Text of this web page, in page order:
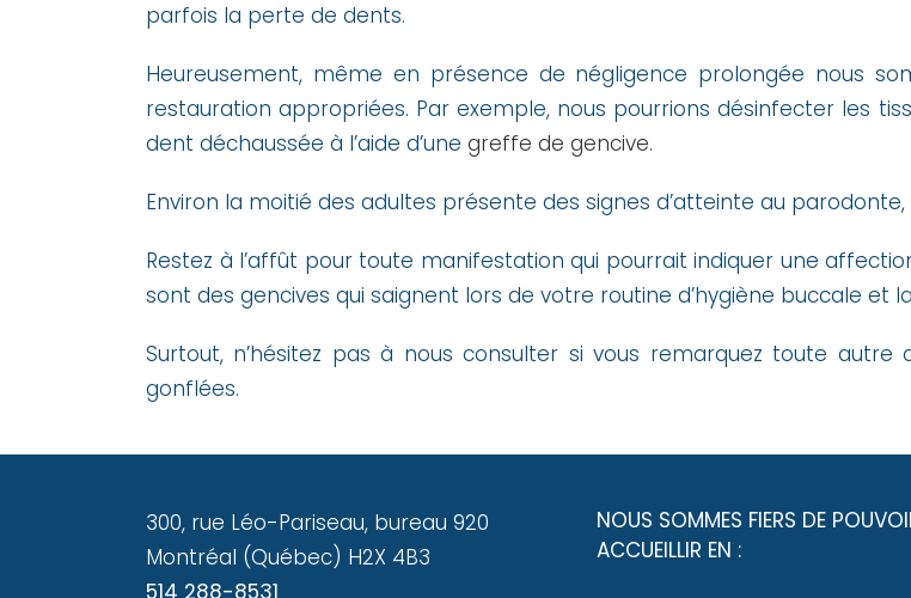
parfois la perte de dents.
Heureusement, même en présence de négligence prolongée nous
restauration appropriées. Par exemple, nous pourrions désinfecter les
dent déchaussée à l’aide d’une greffe de gencive.
Environ la moitié des adultes présente des signes d’atteinte au parodonte,
Restez à l’affût pour toute manifestation qui pourrait indiquer une
sont des gencives qui saignent lors de votre routine d’hygiène buccale et
Surtout, n’hésitez pas à nous consulter si vous remarquez toute
gonflées.
300, rue Léo-Pariseau, bureau 920
Montréal (Québec) H2X 4B3
NOUS SOMMES FIERS DE
ACCUEILLIR EN :